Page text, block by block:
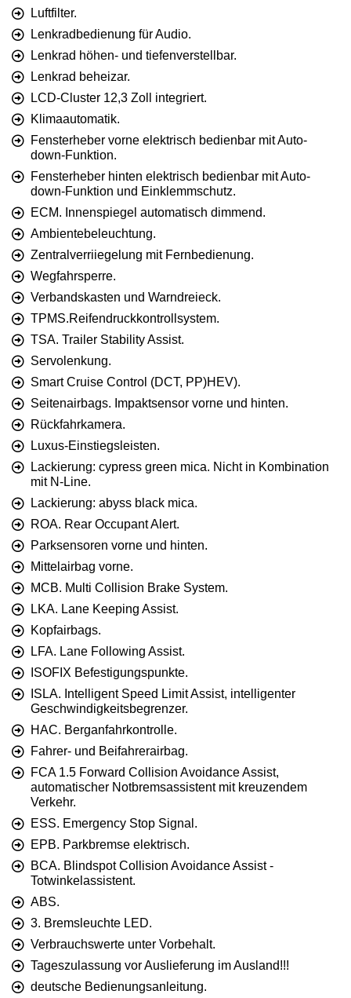
Luftfilter.
Lenkradbedienung für Audio.
Lenkrad höhen- und tiefenverstellbar.
Lenkrad beheizar.
LCD-Cluster 12,3 Zoll integriert.
Klimaautomatik.
Fensterheber vorne elektrisch bedienbar mit Auto-
down-Funktion.
Fensterheber hinten elektrisch bedienbar mit Auto-
down-Funktion und Einklemmschutz.
ECM. Innenspiegel automatisch dimmend.
Ambientebeleuchtung.
Zentralverriiegelung mit Fernbedienung.
Wegfahrsperre.
Verbandskasten und Warndreieck.
TPMS.Reifendruckkontrollsystem.
TSA. Trailer Stability Assist.
Servolenkung.
Smart Cruise Control (DCT, PP)HEV).
Seitenairbags. Impaktsensor vorne und hinten.
Rückfahrkamera.
Luxus-Einstiegsleisten.
Lackierung: cypress green mica. Nicht in Kombination
mit N-Line.
Lackierung: abyss black mica.
ROA. Rear Occupant Alert.
Parksensoren vorne und hinten.
Mittelairbag vorne.
MCB. Multi Collision Brake System.
LKA. Lane Keeping Assist.
Kopfairbags.
LFA. Lane Following Assist.
ISOFIX Befestigungspunkte.
ISLA. Intelligent Speed Limit Assist, intelligenter
Geschwindigkeitsbegrenzer.
HAC. Berganfahrkontrolle.
Fahrer- und Beifahrerairbag.
FCA 1.5 Forward Collision Avoidance Assist,
automatischer Notbremsassistent mit kreuzendem
Verkehr.
ESS. Emergency Stop Signal.
EPB. Parkbremse elektrisch.
BCA. Blindspot Collision Avoidance Assist -
Totwinkelassistent.
ABS.
3. Bremsleuchte LED.
Verbrauchswerte unter Vorbehalt.
Tageszulassung vor Auslieferung im Ausland!!!
deutsche Bedienungsanleitung.